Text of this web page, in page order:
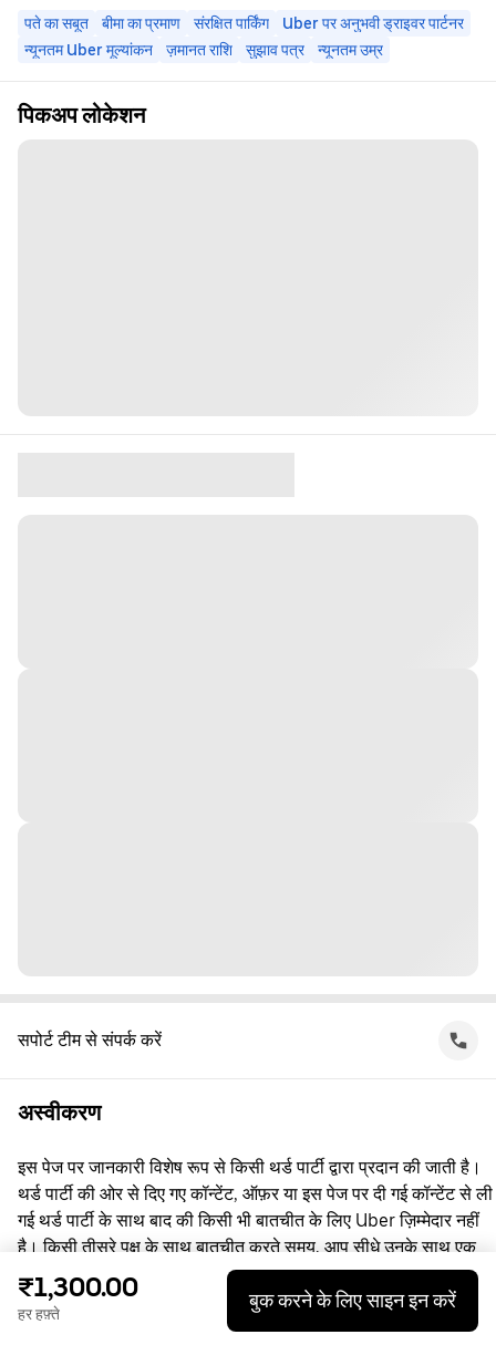
पते का सबूत बीमा का प्रमाण संरक्षित पार्किंग
Uber पर अनुभवी ड्राइवर पार्टनर
न्यूनतम Uber मूल्यांकन
ज़मानत राशि सुझाव पत्र न्यूनतम उम्र
पिकअप लोकेशन
सपोर्ट टीम से संपर्क करें
अस्वीकरण
इस पेज पर जानकारी विशेष रूप से किसी थर्ड पार्टी द्वारा प्रदान की जाती है।
थर्ड पार्टी की ओर से दिए गए कॉन्टेंट, ऑफ़र या इस पेज पर दी गई कॉन्टेंट से ली
गई थर्ड पार्टी के साथ बाद की किसी भी बातचीत के लिए Uber ज़िम्मेदार नहीं
है। किसी तीसरे पक्ष के साथ बातचीत करते समय, आप सीधे उनके साथ एक
समझौता करते हैं, जिसमें Uber पक्षकार नहीं है। सवाल पूछने के लिए, कृपया
सीधे तीसरे पक्ष से संपर्क करें।
₹1,300.00
हर हफ़्ते
बुक करने के लिए साइन इन करें